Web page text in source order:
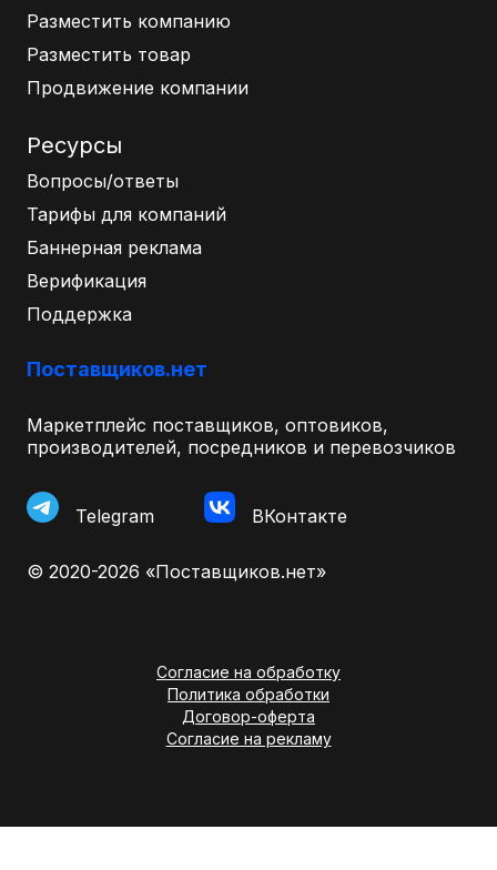
Разместить компанию
Разместить товар
Продвижение компании
Ресурсы
Вопросы/ответы
Тарифы для компаний
Баннерная реклама
Верификация
Поддержка
Поставщиков.нет
Маркетплейс поставщиков, оптовиков,
производителей, посредников и перевозчиков
Telegram ВКонтакте
© 2020-2026 «Поставщиков.нет»
Согласие на обработку
Политика обработки
Договор-оферта
Согласие на рекламу